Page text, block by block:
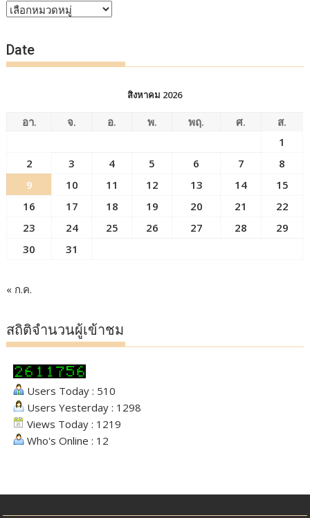
หัวข้อ
Date
สิงหาคม 2026
อา. จ. อ. พ. พฤ. ศ.
ส.
1
2
3 4 5 6 7
8
9
10 11 12 13 14
15
16
17 18 19 20 21
22
23
24 25 26 27 28
29
30
31
« ก.ค.
สถิติจำนวนผู้เข้าชม
Users Today : 510
Users Yesterday : 1298
Views Today : 1219
Who's Online : 12